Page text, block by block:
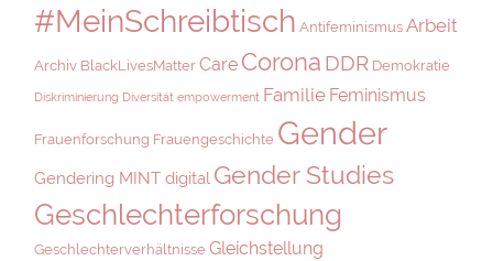
#MeinSchreibtisch Antifeminismus Arbeit
Archiv BlackLivesMatter Care Corona DDR Demokratie
Diskriminierung Diversität empowerment Familie Feminismus
Frauenforschung Frauengeschichte Gender
Gendering MINT digital Gender Studies
Geschlechterforschung
Geschlechterverhältnisse Gleichstellung